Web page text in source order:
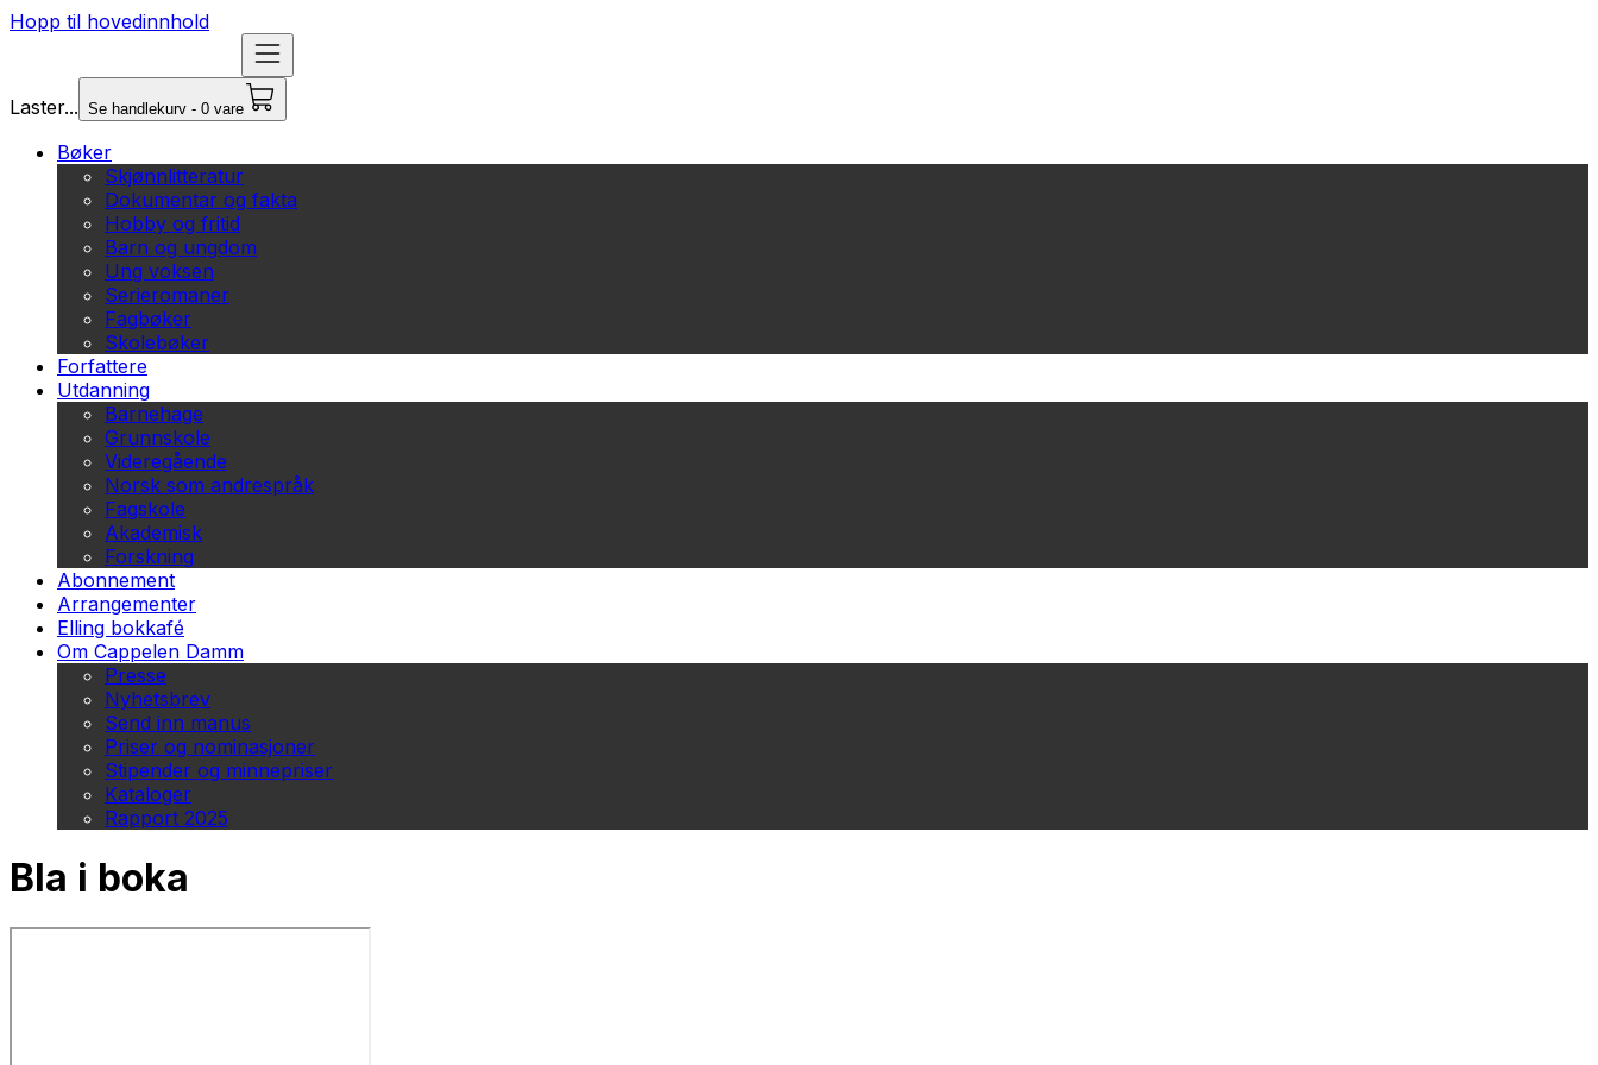
Hopp til hovedinnhold
Laster... Se handlekurv - 0 vare
Bøker
Skjønnlitteratur
Dokumentar og fakta
Hobby og fritid
Barn og ungdom
Ung voksen
Serieromaner
Fagbøker
Skolebøker
Forfattere
Utdanning
Barnehage
Grunnskole
Videregående
Norsk som andrespråk
Fagskole
Akademisk
Forskning
Abonnement
Arrangementer
Elling bokkafé
Om Cappelen Damm
Presse
Nyhetsbrev
Send inn manus
Priser og nominasjoner
Stipender og minnepriser
Kataloger
Rapport 2025
Bla i boka